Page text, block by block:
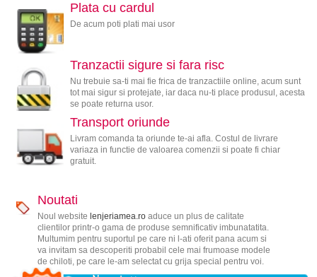
Plata cu cardul
De acum poti plati mai usor
Tranzactii sigure si fara risc
Nu trebuie sa-ti mai fie frica de tranzactiile online, acum sunt
tot mai sigur si protejate, iar daca nu-ti place produsul, acesta
se poate returna usor.
Transport oriunde
Livram comanda ta oriunde te-ai afla. Costul de livrare
variaza in functie de valoarea comenzii si poate fi chiar
gratuit.
Noutati
Noul website lenjeriamea.roaduce un plus de calitate
clientilor printr-o gama de produse semnificativ imbunatatita.
Multumim pentru suportul pe care ni l-ati oferit pana acum si
va invitam sa descoperiti probabil cele mai frumoase modele
de chiloti, pe care le-am selectat cu grija special pentru voi.